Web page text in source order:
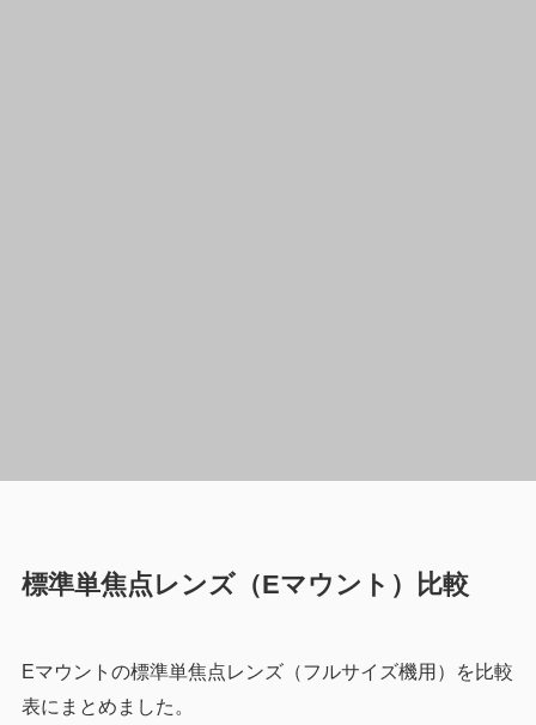
標準単焦点レンズ（Eマウント）比較
Eマウントの標準単焦点レンズ（フルサイズ機用）を比較
表にまとめました。